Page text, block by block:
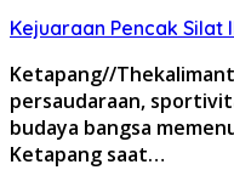
Kejuaraan Pencak Silat
Ketapang//
persaudaraan,
budaya bangsa
Ketapang saat…